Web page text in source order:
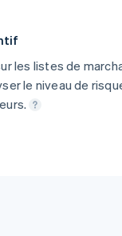
les listes de
le niveau de